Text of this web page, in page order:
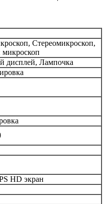
Стереомикроскоп,
дисплей, Лампочка
HD экран